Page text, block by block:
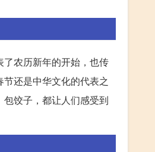
农历新年的开始，也传
还是中华文化的代表之
饺子，都让人们感受到